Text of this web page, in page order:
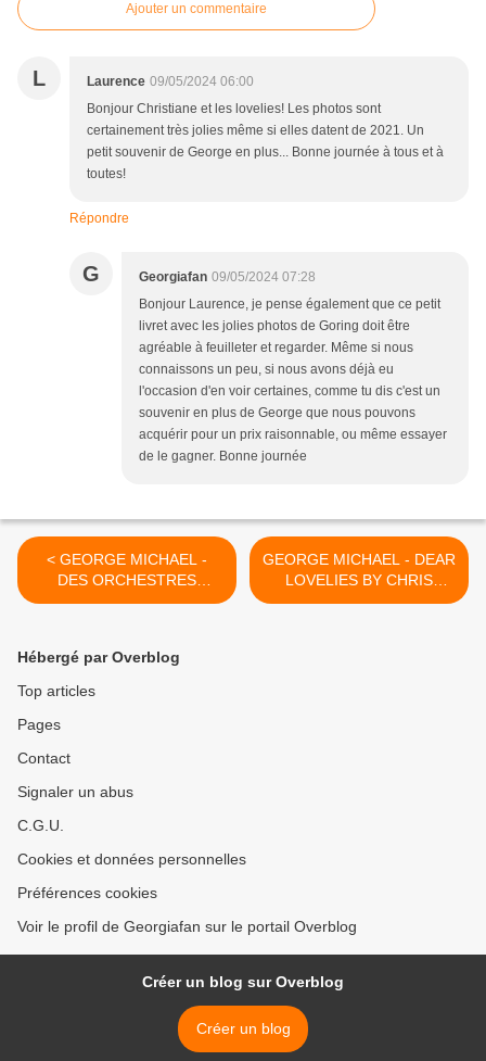
Ajouter un commentaire
L Laurence 09/05/2024 06:00
Bonjour Christiane et les lovelies! Les photos sont
certainement très jolies même si elles datent de 2021. Un
petit souvenir de George en plus... Bonne journée à tous et à
toutes!
Répondre
G Georgiafan 09/05/2024 07:28
Bonjour Laurence, je pense également que ce petit
livret avec les jolies photos de Goring doit être
agréable à feuilleter et regarder. Même si nous
connaissons un peu, si nous avons déjà eu
l'occasion d'en voir certaines, comme tu dis c'est un
souvenir en plus de George que nous pouvons
acquérir pour un prix raisonnable, ou même essayer
de le gagner. Bonne journée
< GEORGE MICHAEL -
DES ORCHESTRES
SYMPHONIQUES QUI ONT
GEORGE MICHAEL - DEAR
LOVELIES BY CHRIS
CUFFARO - THE GEORGE
Hébergé par Overblog
Top articles
Pages
Contact
Signaler un abus
C.G.U.
Cookies et données personnelles
Préférences cookies
Voir le profil de Georgiafan sur le portail Overblog
Créer un blog sur Overblog
Créer un blog